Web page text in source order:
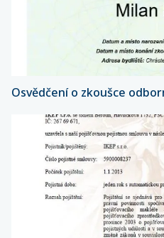
Osvědčení o zkoušce